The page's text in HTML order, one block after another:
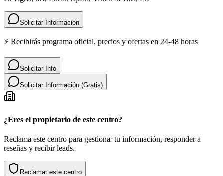
Solicitar Informacion
⚡ Recibirás programa oficial, precios y ofertas en 24-48 horas
Solicitar Info
Solicitar Información (Gratis)
¿Eres el propietario de este centro?
Reclama este centro para gestionar tu información, responder a
reseñas y recibir leads.
Reclamar este centro